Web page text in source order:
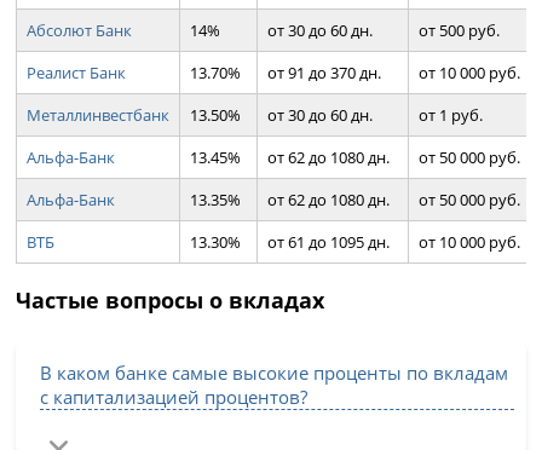
Абсолют Банк
14% от 30 до 60 дн.
от 500 руб.
Реалист Банк
13.70% от 91 до 370 дн.
от 10 000 руб.
Металлинвестбанк
13.50% от 30 до 60 дн.
от 1 руб.
Альфа-Банк
13.45% от 62 до 1080 дн.
от 50 000 руб.
Альфа-Банк
13.35% от 62 до 1080 дн.
от 50 000 руб.
ВТБ
13.30% от 61 до 1095 дн. от 10 000 руб.
Частые вопросы о вкладах
В каком банке самые высокие проценты по вкладам
с капитализацией процентов?